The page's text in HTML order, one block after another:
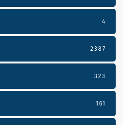
4
2387
323
161